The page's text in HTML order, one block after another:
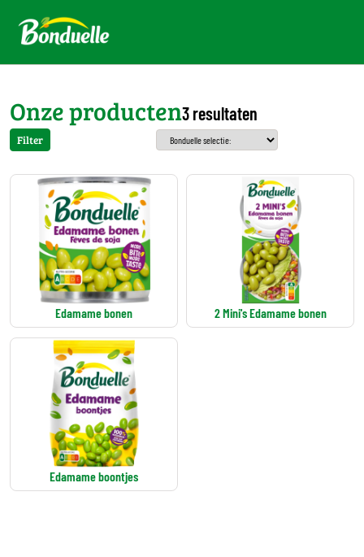
Onze producten3 resultaten
Filter
Edamame bonen 2 Mini's Edamame bonen
Edamame boontjes